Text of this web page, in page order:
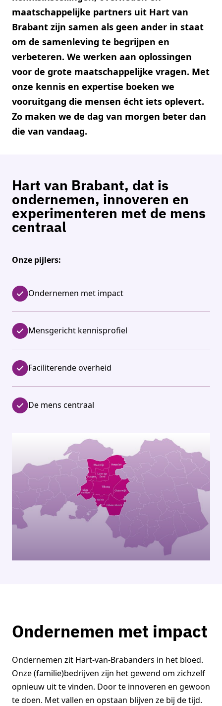
maatschappelijke partners uit Hart van
Brabant zijn samen als geen ander in staat
om de samenleving te begrijpen en
verbeteren. We werken aan oplossingen
voor de grote maatschappelijke vragen. Met
onze kennis en expertise boeken we
vooruitgang die mensen écht iets oplevert.
Zo maken we de dag van morgen beter dan
die van vandaag.
Hart van Brabant, dat is
ondernemen, innoveren en
experimenteren met de mens
centraal
Onze pijlers:
Ondernemen met impact
Mensgericht kennisprofiel
Faciliterende overheid
De mens centraal
Ondernemen met impact
Ondernemen zit Hart-van-Brabanders in het bloed.
Onze (familie)bedrijven zijn het gewend om zichzelf
opnieuw uit te vinden. Door te innoveren en gewoon
te doen. Met vallen en opstaan blijven ze bij de tijd.